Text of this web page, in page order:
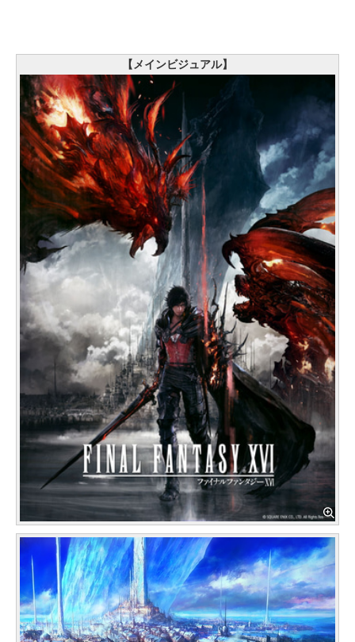
【メインビジュアル】